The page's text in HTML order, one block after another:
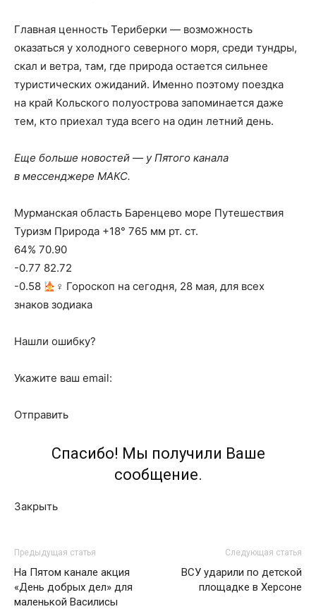
Главная ценность Териберки — возможность
оказаться у холодного северного моря, среди тундры,
скал и ветра, там, где природа остается сильнее
туристических ожиданий. Именно поэтому поездка
на край Кольского полуострова запоминается даже
тем, кто приехал туда всего на один летний день.
Еще больше новостей — у Пятого канала
в мессенджере МАКС.
Мурманская область Баренцево море Путешествия
Туризм Природа +18° 765 мм рт. ст.
64% 70.90
-0.77 82.72
-0.58
‍♀ Гороскоп на сегодня, 28 мая, для всех
знаков зодиака
Нашли ошибку?
Укажите ваш email:
Отправить
Спасибо! Мы получили Ваше
сообщение.
Закрыть
Предыдущая статья
На Пятом канале акция
«День добрых дел» для
маленькой Василисы
Следующая статья
ВСУ ударили по детской
площадке в Херсоне